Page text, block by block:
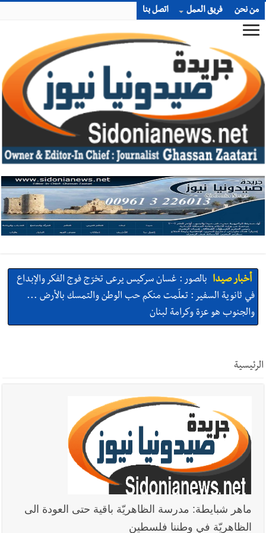
من نحن فريق العمل اتصل بنا
أخبار صيدا بالصور : غسان سركيس يرعى تخرّج فوج الفكر والإبداع
في ثانوية السفير : تعلّمت منكم حب الوطن والتمسك بالأرض ...
والجنوب هو عزة وكرامة لبنان
بسبب الإزعاج الصوتي
أخبار صيدا
We are hiring in Saida - Apply now before 14
august ...مطلوب موظفة للعمل في الأكاديمية الدولية لبناء
القدرات -صيدا
أخبار صيدا
بلدية صيدا ومؤسسة الحريري تعقدان الاجتماع
التشاوري الأول للمرصد الحضري
الرئيسية
ماهر شبايطة: مدرسة الظاهريّة باقية حتى العودة الى
الظاهريّة في وطننا فلسطين